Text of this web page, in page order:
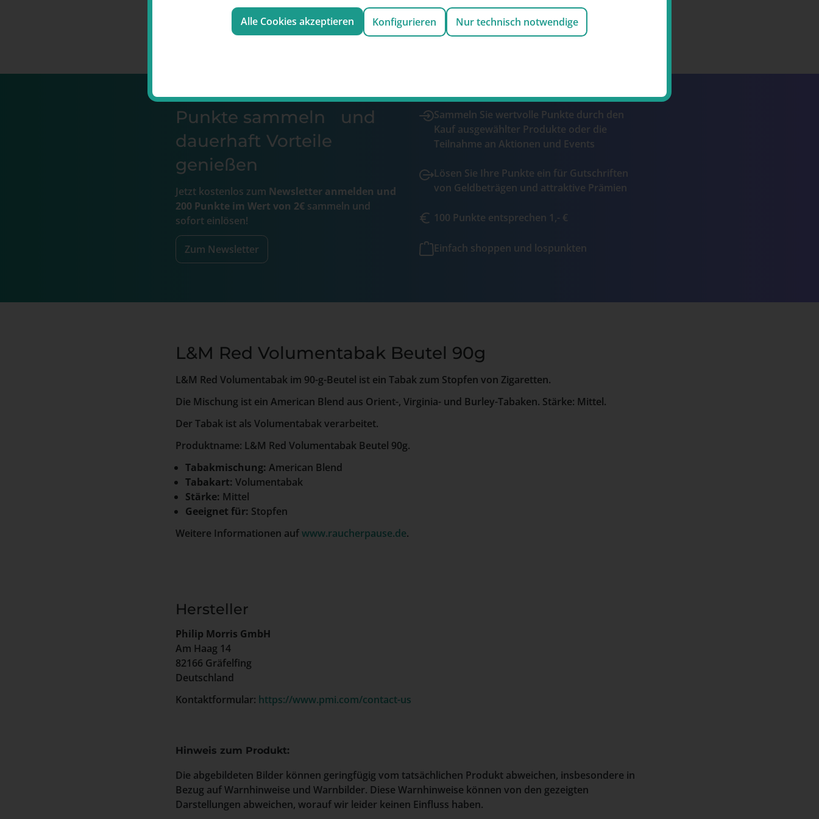
Punkte sammeln und
dauerhaft Vorteile
genießen
Jetzt kostenlos zum Newsletter anmelden und
200 Punkte im Wert von 2€ sammeln und
sofort einlösen!
Zum Newsletter
Sammeln Sie wertvolle Punkte durch den
Kauf ausgewählter Produkte oder die
Teilnahme an Aktionen und Events
Lösen Sie Ihre Punkte ein für Gutschriften
von Geldbeträgen und attraktive Prämien
100 Punkte entsprechen 1,- €
Einfach shoppen und lospunkten
L&M Red Volumentabak Beutel 90g
L&M Red Volumentabak im 90-g-Beutel ist ein Tabak zum Stopfen von Zigaretten.
Die Mischung ist ein American Blend aus Orient-, Virginia- und Burley-Tabaken. Stärke: Mittel.
Der Tabak ist als Volumentabak verarbeitet.
Produktname: L&M Red Volumentabak Beutel 90g.
Tabakmischung: American Blend
Tabakart: Volumentabak
Stärke: Mittel
Geeignet für: Stopfen
Weitere Informationen aufwww.raucherpause.de.
Hersteller
Philip Morris GmbH
Am Haag 14
82166 Gräfelfing
Deutschland
Kontaktformular: https://www.pmi.com/contact-us
Hinweis zum Produkt:
Die abgebildeten Bilder können geringfügig vom tatsächlichen Produkt abweichen, insbesondere in
Bezug auf Warnhinweise und Warnbilder. Diese Warnhinweise können von den gezeigten
Darstellungen abweichen, worauf wir leider keinen Einfluss haben.
Alle Cookies akzeptieren Konfigurieren Nur technisch notwendige